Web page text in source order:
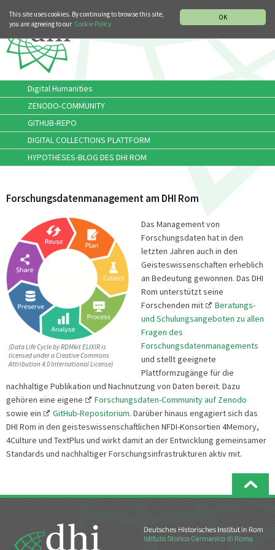
OK
This site uses cookies. By continuing to browse this site,
you are agreeing to our Cookie Policy.
Digital Humanities
ZENODO-COMMUNITY
GITHUB-REPO
DIGITAL COLLECTIONS PLATTFORM
HYPOTHESES-BLOG DES DHI ROM
Forschungsdatenmanagement am DHI Rom
(Data Life Cycle by RDMkit ELIXIR is
licensed under a Creative Commons
Attribution 4.0 International License)
Das Management von
Forschungsdaten hat in den
letzten Jahren auch in den
Geisteswissenschaften erheblich
an Bedeutung gewonnen. Das DHI
Rom unterstützt seine
Forschenden mit
Beratungs-
und Schulungsangeboten zu allen
Fragen des
Forschungsdatenmanagements
und stellt geeignete
Plattformzugänge für die
nachhaltige Publikation und Nachnutzung von Daten bereit. Dazu
gehören eine eigene
Forschungsdaten-Community auf Zenodo
sowie ein
GitHub-Repositorium. Darüber hinaus engagiert sich das
DHI Rom in den geisteswissenschaftlichen NFDI-Konsortien 4Memory,
4Culture und TextPlus und wirkt damit an der Entwicklung gemeinsamer
Standards und nachhaltiger Forschungsinfrastrukturen aktiv mit.